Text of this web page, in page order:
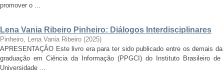
promover o ...
Lena Vania Ribeiro Pinheiro: Diálogos Interdisciplinares
Pinheiro, Lena Vania Ribeiro (2025)
APRESENTAÇÂO Este livro era para ter sido publicado entre os demais
graduação em Ciência da Informação (PPGCI) do Instituto Brasileiro
Universidade ...